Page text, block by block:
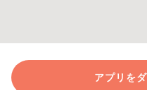
アプリを